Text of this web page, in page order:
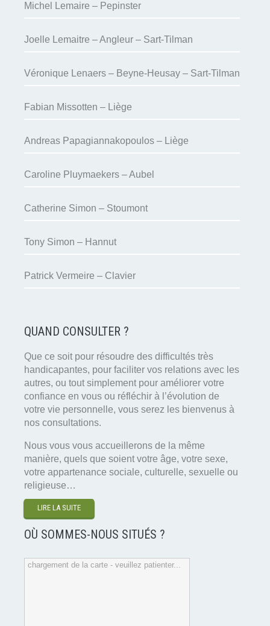
Michel Lemaire – Pepinster
Joelle Lemaitre – Angleur – Sart-Tilman
Véronique Lenaers – Beyne-Heusay – Sart-Tilman
Fabian Missotten – Liège
Andreas Papagiannakopoulos – Liège
Caroline Pluymaekers – Aubel
Catherine Simon – Stoumont
Tony Simon – Hannut
Patrick Vermeire – Clavier
QUAND CONSULTER ?
Que ce soit pour résoudre des difficultés très
handicapantes, pour faciliter vos relations avec les
autres, ou tout simplement pour améliorer votre
confiance en vous ou réfléchir à l’évolution de
votre vie personnelle, vous serez les bienvenus à
nos consultations.
Nous vous vous accueillerons de la même
manière, quels que soient votre âge, votre sexe,
votre appartenance sociale, culturelle, sexuelle ou
religieuse…
LIRE LA SUITE
OÙ SOMMES-NOUS SITUÉS ?
chargement de la carte - veuillez patienter...